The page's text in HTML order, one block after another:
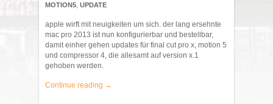
MOTION5 UPDATE
apple wirft mit neuigkeiten um sich. der lang ersehnte
mac pro 2013 ist nun konfigurierbar und bestellbar,
damit einher gehen updates für final cut pro x, motion 5
und compressor 4, die allesamt auf version x.1
gehoben werden.
Continue reading →